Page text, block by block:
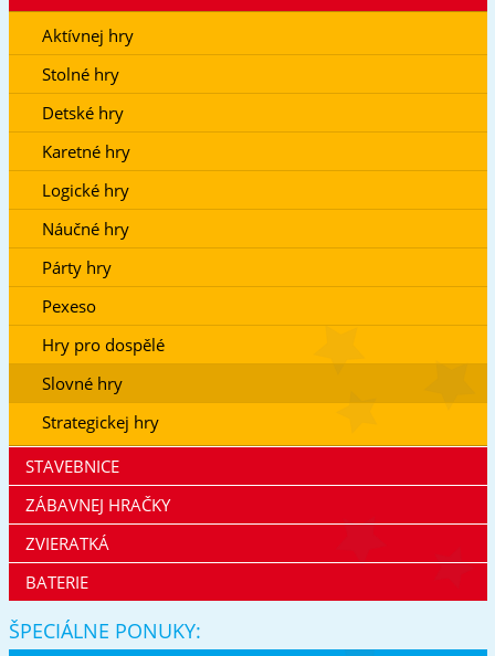
Aktívnej hry
Stolné hry
Detské hry
Karetné hry
Logické hry
Náučné hry
Párty hry
Pexeso
Hry pro dospělé
Slovné hry
Strategickej hry
STAVEBNICE
ZÁBAVNEJ HRAČKY
ZVIERATKÁ
BATERIE
ŠPECIÁLNE PONUKY: